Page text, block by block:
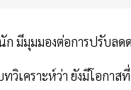
มีมุมมองต่อการปรับลด
วิเคราะห์ว่า ยังมีโอกา